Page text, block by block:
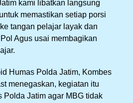
kami libatkan langsung
memastikan setiap porsi
tangan pelajar layak dan
Agus usai membagikan
Humas Polda Jatim, Kombes
menegaskan, kegiatan itu
Polda Jatim agar MBG tidak